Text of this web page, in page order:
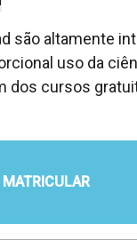
são altamente
uso da
dos cursos
MATRICULAR